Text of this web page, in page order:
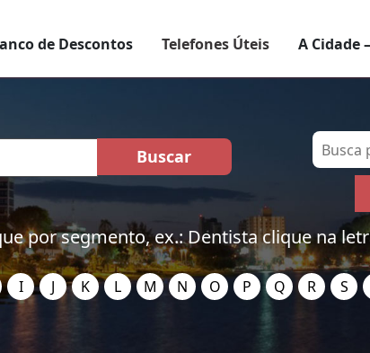
de Descontos Telefones Úteis A Cidade
por segmento, ex.: Dentista clique na
I J K L M N O P Q R S